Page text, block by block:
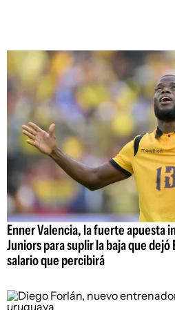
Enner Valencia, la fuerte apuesta
Juniors para suplir la baja que dejó
salario que percibirá